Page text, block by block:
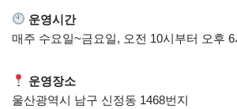
운영시간
매주 수요일~금요일, 오전 10시부터 오후
운영장소
울산광역시 남구 신정동 1468번지